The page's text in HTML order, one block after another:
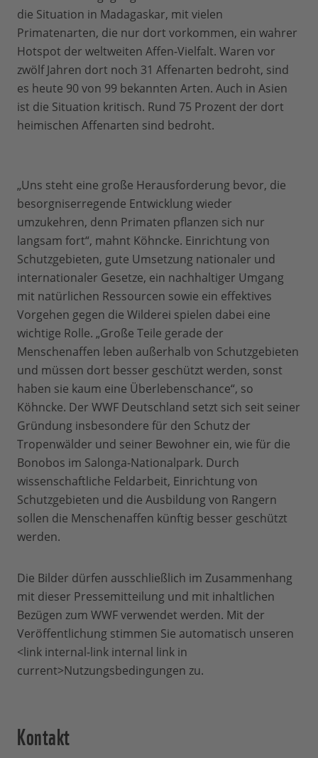
die Situation in Madagaskar, mit vielen
Primatenarten, die nur dort vorkommen, ein wahrer
Hotspot der weltweiten Affen-Vielfalt. Waren vor
zwölf Jahren dort noch 31 Affenarten bedroht, sind
es heute 90 von 99 bekannten Arten. Auch in Asien
ist die Situation kritisch. Rund 75 Prozent der dort
heimischen Affenarten sind bedroht.
„Uns steht eine große Herausforderung bevor, die
besorgniserregende Entwicklung wieder
umzukehren, denn Primaten pflanzen sich nur
langsam fort“, mahnt Köhncke. Einrichtung von
Schutzgebieten, gute Umsetzung nationaler und
internationaler Gesetze, ein nachhaltiger Umgang
mit natürlichen Ressourcen sowie ein effektives
Vorgehen gegen die Wilderei spielen dabei eine
wichtige Rolle. „Große Teile gerade der
Menschenaffen leben außerhalb von Schutzgebieten
und müssen dort besser geschützt werden, sonst
haben sie kaum eine Überlebenschance“, so
Köhncke. Der WWF Deutschland setzt sich seit seiner
Gründung insbesondere für den Schutz der
Tropenwälder und seiner Bewohner ein, wie für die
Bonobos im Salonga-Nationalpark. Durch
wissenschaftliche Feldarbeit, Einrichtung von
Schutzgebieten und die Ausbildung von Rangern
sollen die Menschenaffen künftig besser geschützt
werden.
Die Bilder dürfen ausschließlich im Zusammenhang
mit dieser Pressemitteilung und mit inhaltlichen
Bezügen zum WWF verwendet werden. Mit der
Veröffentlichung stimmen Sie automatisch unseren
<link internal-link internal link in
current>Nutzungsbedingungen zu.
Kontakt